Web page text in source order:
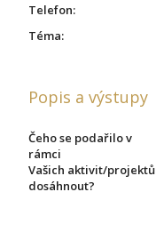
Telefon:
Téma:
Popis a výstupy
Čeho se podařilo v
rámci
Vašich aktivit/projektů
dosáhnout?